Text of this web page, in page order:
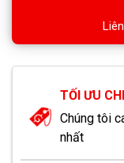
TỐI ƯU
Chúng tôi
nhất